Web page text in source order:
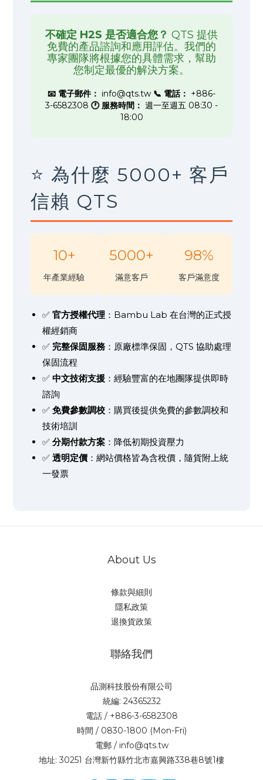
不確定 H2S 是否適合您？ QTS 提供
免費的產品諮詢和應用評估。我們的
專家團隊將根據您的具體需求，幫助
您制定最優的解決方案。
📧 電子郵件： info@qts.tw 📞 電話： +886-
3-6582308 🕐 服務時間： 週一至週五 08:30 -
18:00
⭐ 為什麼 5000+ 客戶
信賴 QTS
10+
年產業經驗
5000+
滿意客戶
98%
客戶滿意度
✅ 官方授權代理 ：Bambu Lab 在台灣的正式授
權經銷商
✅ 完整保固服務 ：原廠標準保固，QTS 協助處理
保固流程
✅ 中文技術支援 ：經驗豐富的在地團隊提供即時
諮詢
✅ 免費參數調校 ：購買後提供免費的參數調校和
技術培訓
✅ 分期付款方案 ：降低初期投資壓力
✅ 透明定價 ：網站價格皆為含稅價，隨貨附上統
一發票
About Us
條款與細則
隱私政策
退換貨政策
聯絡我們
品測科技股份有限公司
統編: 24365232
電話 / +886-3-6582308
時間 / 0830-1800 (Mon-Fri)
電郵 / info@qts.tw
地址: 30251 台灣新竹縣竹北市嘉興路338巷8號1樓